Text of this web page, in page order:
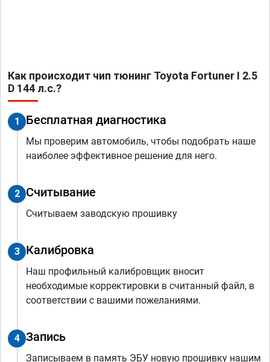
Как происходит чип тюнинг Toyota Fortuner I 2.5
D 144 л.с.?
1 Бесплатная диагностика
Мы проверим автомобиль, чтобы подобрать наше
наиболее эффективное решение для него.
2 Считывание
Считываем заводскую прошивку
3 Калибровка
Наш профильный калибровщик вносит
необходимые корректировки в считанный файл, в
соответствии с вашими пожеланиями.
4 Запись
Записываем в память ЭБУ новую прошивку нашим